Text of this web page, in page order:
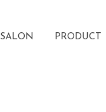
SALON PRODUCT